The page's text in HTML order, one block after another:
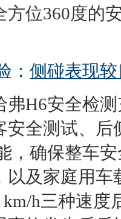
方位360度的
： 侧碰表现
弗H6安全检
安全测试、后
，确保整车
以及家庭用
h三种速度